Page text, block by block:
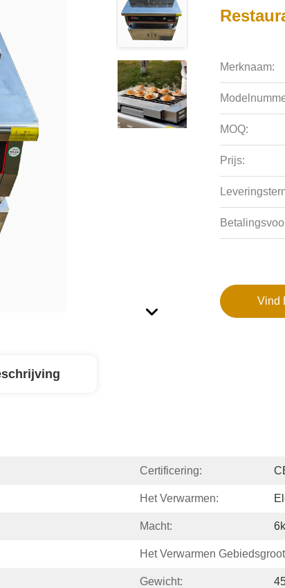
Merknaam:
MOQ:
Prijs:
Vind
Certificering:
Het Verwarmen:
Macht:
Het Verwarmen
Gewicht: